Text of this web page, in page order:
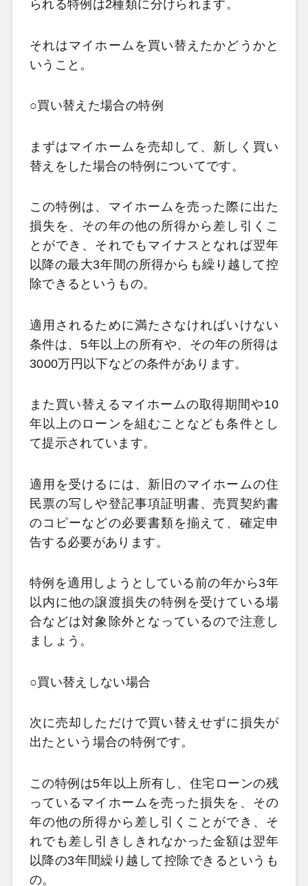
られる特例は2種類に分けられます。
それはマイホームを買い替えたかどうかと
いうこと。
○買い替えた場合の特例
まずはマイホームを売却して、新しく買い
替えをした場合の特例についてです。
この特例は、マイホームを売った際に出た
損失を、その年の他の所得から差し引くこ
とができ、それでもマイナスとなれば翌年
以降の最大3年間の所得からも繰り越して控
除できるというもの。
適用されるために満たさなければいけない
条件は、5年以上の所有や、その年の所得は
3000万円以下などの条件があります。
また買い替えるマイホームの取得期間や10
年以上のローンを組むことなども条件とし
て提示されています。
適用を受けるには、新旧のマイホームの住
民票の写しや登記事項証明書、売買契約書
のコピーなどの必要書類を揃えて、確定申
告する必要があります。
特例を適用しようとしている前の年から3年
以内に他の譲渡損失の特例を受けている場
合などは対象除外となっているので注意し
ましょう。
○買い替えしない場合
次に売却しただけで買い替えせずに損失が
出たという場合の特例です。
この特例は5年以上所有し、住宅ローンの残
っているマイホームを売った損失を、その
年の他の所得から差し引くことができ、そ
れでも差し引きしきれなかった金額は翌年
以降の3年間繰り越して控除できるというも
の。